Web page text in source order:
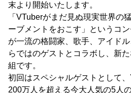
末より開始いたします。
「VTuberがまだ見ぬ現実世界の
ーブメントをおこす」というコ
が一流の格闘家、歌手、アイド
らではのゲストとコラボし、新
組です。
初回はスペシャルゲストとして
200万人を超える今大人気の5人